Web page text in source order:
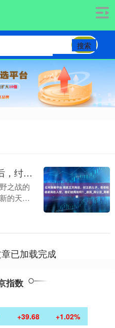
搜索
红利策略平台 周武王灭商后，纣王的儿子、哥哥和叔叔尚在人世。他们结局如何？_遗民_周公旦_周朝
之战的
的天下
在败局
已加载完成
指数
+39.68 +1.02%